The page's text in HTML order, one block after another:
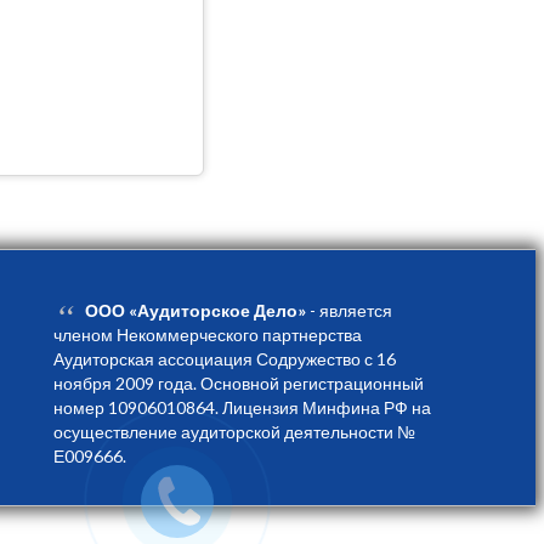
“ ООО «Аудиторское Дело» - является
членом Некоммерческого партнерства
Аудиторская ассоциация Содружество с 16
ноября 2009 года. Основной регистрационный
номер 10906010864. Лицензия Минфина РФ на
осуществление аудиторской деятельности №
Е009666.